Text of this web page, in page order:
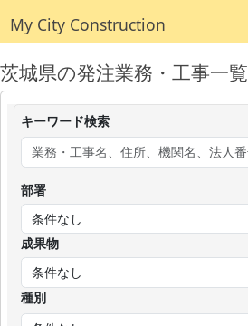
My City Construction
茨城県の発注業務・工事一覧
キーワード検索
部署
成果物
種別